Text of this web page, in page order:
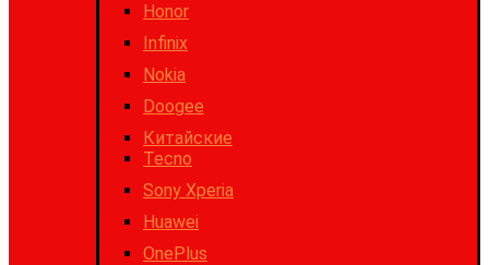
Honor
Infinix
Nokia
Doogee
Китайские
Tecno
Sony Xperia
Huawei
OnePlus